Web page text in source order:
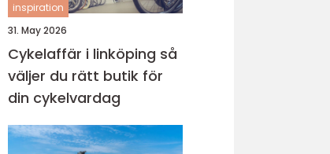
inspiration
31. May 2026
Cykelaffär i linköping så
väljer du rätt butik för
din cykelvardag